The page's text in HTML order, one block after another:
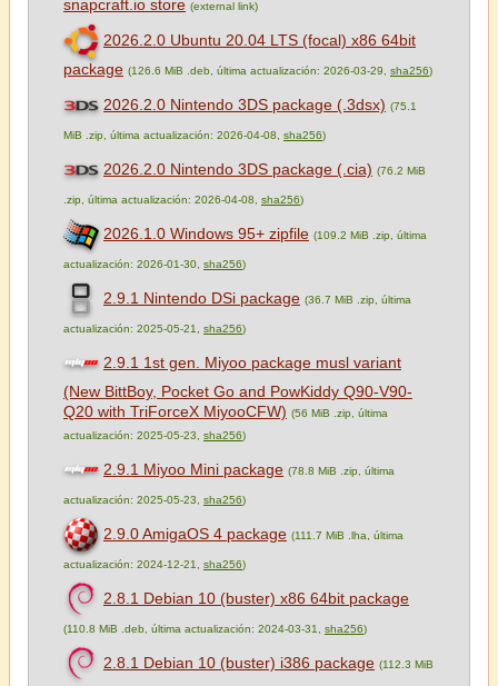
snapcraft.io store (external link)
2026.2.0 Ubuntu 20.04 LTS (focal) x86 64bit
package (126.6 MiB .deb, última actualización: 2026-03-29, sha256)
2026.2.0 Nintendo 3DS package (.3dsx) (75.1
MiB .zip, última actualización: 2026-04-08, sha256)
2026.2.0 Nintendo 3DS package (.cia) (76.2 MiB
.zip, última actualización: 2026-04-08, sha256)
2026.1.0 Windows 95+ zipfile (109.2 MiB .zip, última
actualización: 2026-01-30, sha256)
2.9.1 Nintendo DSi package (36.7 MiB .zip, última
actualización: 2025-05-21, sha256)
2.9.1 1st gen. Miyoo package musl variant
(New BittBoy, Pocket Go and PowKiddy Q90-V90-
Q20 with TriForceX MiyooCFW) (56 MiB .zip, última
actualización: 2025-05-23, sha256)
2.9.1 Miyoo Mini package (78.8 MiB .zip, última
actualización: 2025-05-23, sha256)
2.9.0 AmigaOS 4 package (111.7 MiB .lha, última
actualización: 2024-12-21, sha256)
2.8.1 Debian 10 (buster) x86 64bit package
(110.8 MiB .deb, última actualización: 2024-03-31, sha256)
2.8.1 Debian 10 (buster) i386 package (112.3 MiB